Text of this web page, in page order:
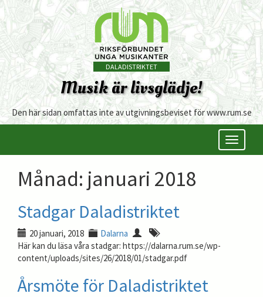
DALADISTRIKTET
Musik är livsglädje!
Den här sidan omfattas inte av utgivningsbeviset för www.rum.se
Öppna/
meny
Månad: januari 2018
Stadgar Daladistriktet
20 januari, 2018
Dalarna
Här kan du läsa våra stadgar: https://dalarna.rum.se/wp-
content/uploads/sites/26/2018/01/stadgar.pdf
Årsmöte för Daladistriktet